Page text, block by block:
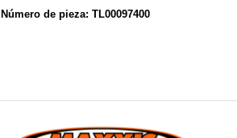
Número de pieza: TL00097400